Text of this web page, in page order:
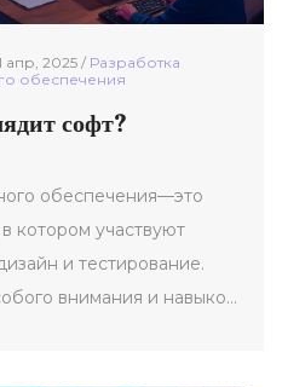
апр, 2025 / Разработка
обеспечения
софт?
обеспечения—это
котором участвуют
и тестирование.
внимания и навыков